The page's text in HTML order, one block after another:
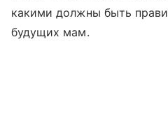
какими должны быть
будущих мам.